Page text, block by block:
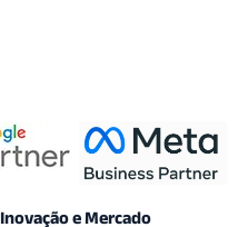
Inovação e Mercado